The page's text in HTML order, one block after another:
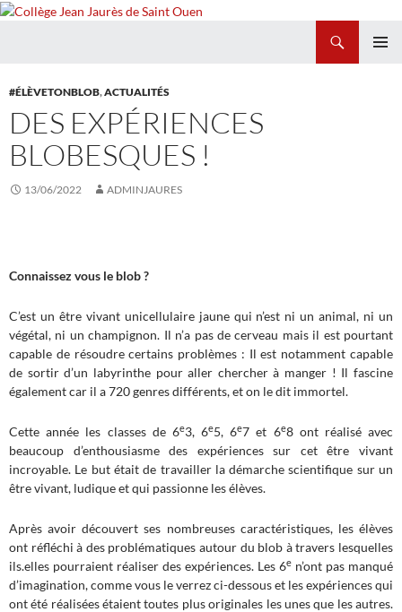
CONTENU
#ÉLÈVETONBLOB,ACTUALITÉS
DES EXPÉRIENCES
BLOBESQUES !
13/06/2022 ADMINJAURES
Connaissez vous le blob ?
C’est un être vivant unicellulaire jaune qui n’est ni un animal, ni un
végétal, ni un champignon. Il n’a pas de cerveau mais il est pourtant
capable de résoudre certains problèmes : Il est notamment capable
de sortir d’un labyrinthe pour aller chercher à manger ! Il fascine
également car il a 720 genres différents, et on le dit immortel.
Cette année les classes de 6e3, 6e5, 6e7 et 6e8 ont réalisé avec
beaucoup d’enthousiasme des expériences sur cet être vivant
incroyable. Le but était de travailler la démarche scientifique sur un
être vivant, ludique et qui passionne les élèves.
Après avoir découvert ses nombreuses caractéristiques, les élèves
ont réfléchi à des problématiques autour du blob à travers lesquelles
ils.elles pourraient réaliser des expériences. Les 6e n’ont pas manqué
d’imagination, comme vous le verrez ci-dessous et les expériences qui
ont été réalisées étaient toutes plus originales les unes que les autres.